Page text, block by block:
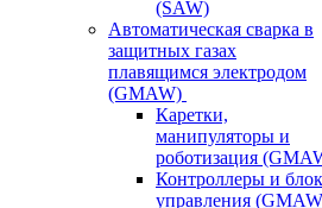
(SAW)
Автоматическая сварка в
защитных газах
плавящимся электродом
(GMAW)
Каретки,
манипуляторы и
роботизация
Контроллеры и
управления